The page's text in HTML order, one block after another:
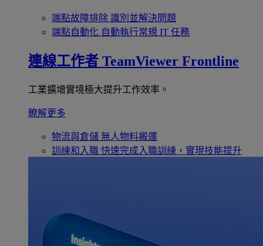
端點故障排除 識別並解決問題
端點自動化 自動執行常規 IT 任務
連線工作者 TeamViewer Frontline
工業擴增實境極大提升工作效率。
瞭解更多
物流與倉儲 無人物料搬運
訓練和入職 快速完成入職訓練，實現技能提升